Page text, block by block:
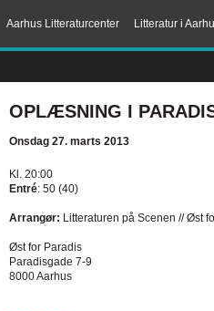
Litteratur i
Aarhus Litteraturcenter
OPLÆSNING I
Onsdag 27. marts 2013
Kl. 20:00
Entré: 50 (40)
Arrangør: Litteraturen på Scenen // Øst
Øst for Paradis
Paradisgade 7-9
8000 Aarhus